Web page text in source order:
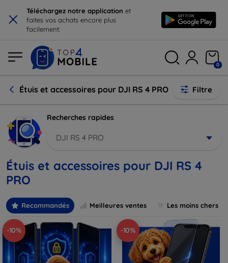
× Téléchargez notre application et
faites vos achats encore plus
facilement.
0
Étuis et accessoires pour DJI RS 4 PRO Filtre
Recherches rapides
DJI RS 4 PRO
Étuis et accessoires pour DJI RS 4
PRO
Recommandés Meilleures ventes Les moins chers
-10% -10%